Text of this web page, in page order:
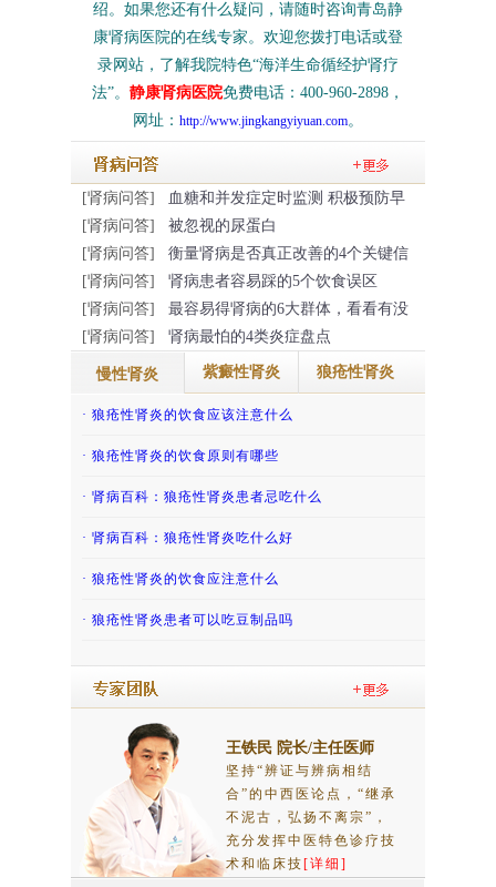
绍。如果您还有什么疑问，请随时咨询青岛静
康肾病医院的在线专家。欢迎您拨打电话或登
录网站，了解我院特色“海洋生命循经护肾疗
法”。 静康肾病医院免费电话：400-960-2898，
网址： http://www.jingkangyiyuan.com。
[肾病问答]
血糖和并发症定时监测 积极预防早
[肾病问答]
被忽视的尿蛋白
[肾病问答]
衡量肾病是否真正改善的4个关键信
[肾病问答]
肾病患者容易踩的5个饮食误区
[肾病问答]
最容易得肾病的6大群体，看看有没
[肾病问答]
肾病最怕的4类炎症盘点
慢性肾炎 紫癜性肾炎 狼疮性肾炎
· 慢性肾脏病患者通常需要警惕高钾血症
· 肾炎患者如何避免患上尿毒症呢？
· 慢性肾小球肾炎能根治吗？
· 哪些慢性肾炎患者不宜怀孕？
· 慢性肾炎患者能吃豆类食品吗？
· 慢性肾炎患者能吃牛肉吗
· 得了过敏性紫癜肾炎的话那怎么治疗
· 吃香椿致老人紫癜肾炎复发，还有哪些“发...
· 吃冬瓜缓解儿童紫癜性肾炎
· 紫癜性肾炎患者怀孕后会影响病情吗？
· 肾病百科：紫癜肾炎患者哪些不能吃
· 儿童过敏性紫癜肾炎的调养护理
· 狼疮性肾炎的饮食应该注意什么
· 狼疮性肾炎的饮食原则有哪些
· 肾病百科：狼疮性肾炎患者忌吃什么
· 肾病百科：狼疮性肾炎吃什么好
· 狼疮性肾炎的饮食应注意什么
· 狼疮性肾炎患者可以吃豆制品吗
王铁民 院长/主任医师
坚持“辨证与辨病相结
合”的中西医论点，“继承
不泥古，弘扬不离宗”，
充分发挥中医特色诊疗技
术和临床技 [详细]